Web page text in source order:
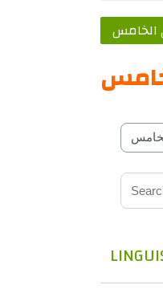
الخامس